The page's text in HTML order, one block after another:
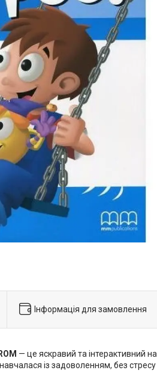
Інформація для замовлення
— це яскравий та інтерактивний
із задоволенням, без